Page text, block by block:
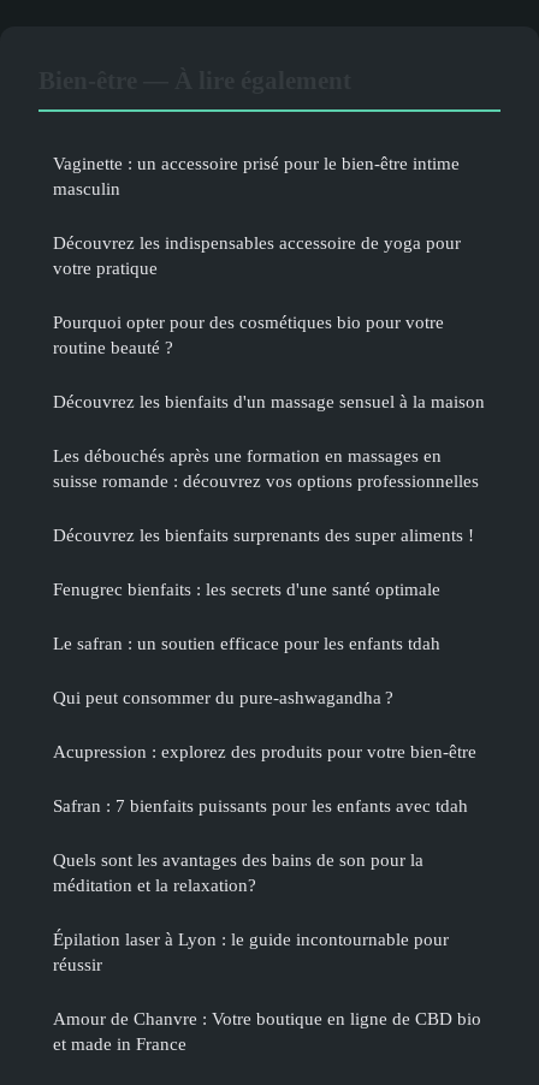
Vaginette : un accessoire prisé pour le bien-être intime
masculin
Découvrez les indispensables accessoire de yoga pour
votre pratique
Pourquoi opter pour des cosmétiques bio pour votre
routine beauté ?
Découvrez les bienfaits d'un massage sensuel à la maison
Les débouchés après une formation en massages en
suisse romande : découvrez vos options professionnelles
Découvrez les bienfaits surprenants des super aliments !
Fenugrec bienfaits : les secrets d'une santé optimale
Le safran : un soutien efficace pour les enfants tdah
Qui peut consommer du pure-ashwagandha ?
Acupression : explorez des produits pour votre bien-être
Safran : 7 bienfaits puissants pour les enfants avec tdah
Quels sont les avantages des bains de son pour la
méditation et la relaxation?
Épilation laser à Lyon : le guide incontournable pour
réussir
Amour de Chanvre : Votre boutique en ligne de CBD bio
et made in France